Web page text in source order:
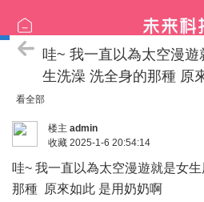
影片分享
哇~ 我一直以為太空漫遊
生洗澡 洗全身的那種 原
看全部
楼主 admin
收藏 2025-1-6 20:54:14
哇~ 我一直以為太空漫遊就是女
那種 原來如此 是用奶奶啊